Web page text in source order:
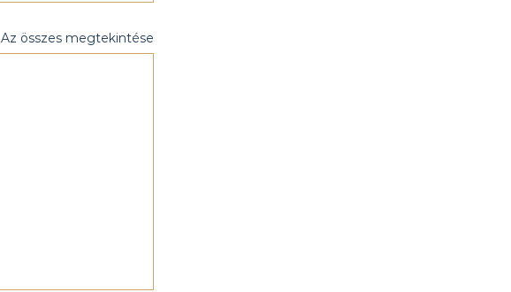
Az összes megtekintése